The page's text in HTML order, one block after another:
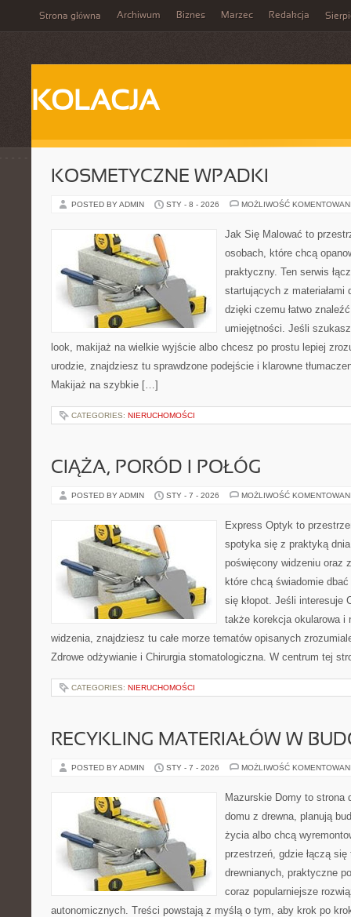
Strona główna Archiwum Biznes Marzec Redakcja
KOLACJA
KOSMETYCZNE WPADKI
POSTED BY ADMIN STY - 8 - 2026 MOŻLIWOŚĆ
Jak Się Malować to
osobach, które chcą
praktyczny. Ten serwis
startujących z materiałami
dzięki czemu łatwo
umiejętności. Jeśli
look, makijaż na wielkie wyjście albo chcesz po prostu lepiej
urodzie, znajdziesz tu sprawdzone podejście i klarowne
Makijaż na szybkie […]
CATEGORIES: NIERUCHOMOŚCI
CIĄŻA, PORÓD I POŁÓG
POSTED BY ADMIN STY - 7 - 2026 MOŻLIWOŚĆ
Express Optyk to
spotyka się z praktyką
poświęcony widzeniu oraz
które chcą świadomie
się kłopot. Jeśli interesuje
także korekcja okularowa i
widzenia, znajdziesz tu całe morze tematów opisanych
Zdrowe odżywianie i Chirurgia stomatologiczna. W centrum tej
CATEGORIES: NIERUCHOMOŚCI
RECYKLING MATERIAŁÓW W
POSTED BY ADMIN STY - 7 - 2026 MOŻLIWOŚĆ
Mazurskie Domy to strona
domu z drewna, planują
życia albo chcą
przestrzeń, gdzie łączą
drewnianych, praktyczne
coraz popularniejsze
autonomicznych. Treści powstają z myślą o tym, aby krok po